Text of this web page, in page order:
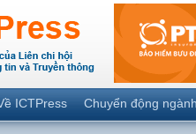
ICTPress Chuyển động ngành